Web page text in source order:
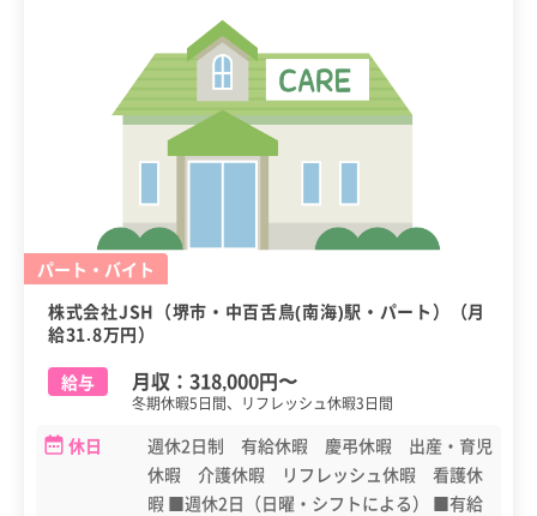
パート・バイト
株式会社JSH（堺市・中百舌鳥(南海)駅・パート）（月
給31.8万円）
給与
月収： 318,000円〜
冬期休暇5日間、リフレッシュ休暇3日間
休日
週休2日制 有給休暇 慶弔休暇 出産・育児
休暇 介護休暇 リフレッシュ休暇 看護休
暇 ■週休2日（日曜・シフトによる） ■有給